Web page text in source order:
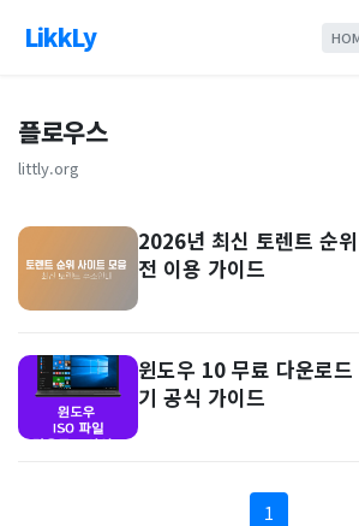
LikkLy
플로우스
littly.org
2026년 최신 토렌트 순
전 이용 가이드
윈도우 10 무료 다운로
기 공식 가이드
1